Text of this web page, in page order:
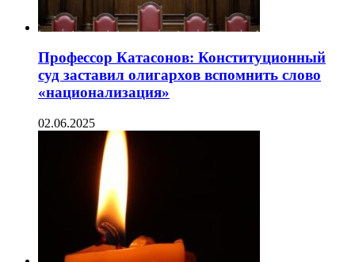
Профессор Катасонов: Конституционный
суд заставил олигархов вспомнить слово
«национализация»
02.06.2025